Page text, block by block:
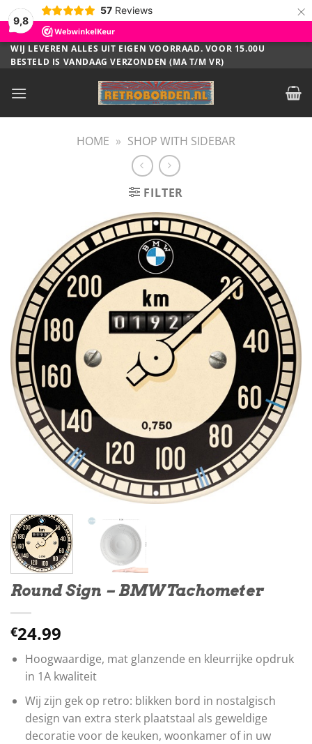
9,8
57 Reviews ×
Ga
naar
WIJ LEVEREN ALLES UIT EIGEN VOORRAAD. VOOR 15.00U
BESTELD IS VANDAAG VERZONDEN (MA T/M VR)
HOME » SHOP WITH SIDEBAR
FILTER
Round Sign – BMW Tachometer
€24.99
Hoogwaardige, mat glanzende en kleurrijke opdruk
in 1A kwaliteit
Wij zijn gek op retro: blikken bord in nostalgisch
design van extra sterk plaatstaal als geweldige
decoratie voor de keuken, woonkamer of in uw